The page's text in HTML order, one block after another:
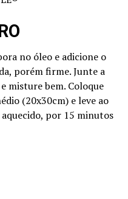
no óleo e adicione o
porém firme. Junte a
misture bem. Coloque
(20x30cm) e leve ao
por 15 minutos